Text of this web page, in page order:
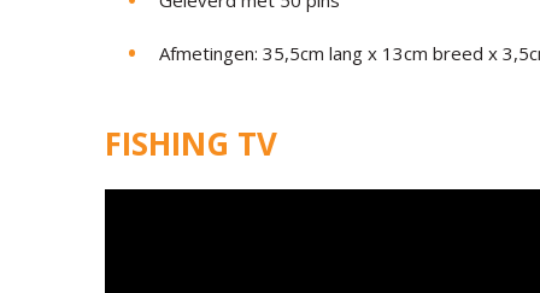
Afmetingen: 35,5cm lang x 13cm breed x
FISHING TV